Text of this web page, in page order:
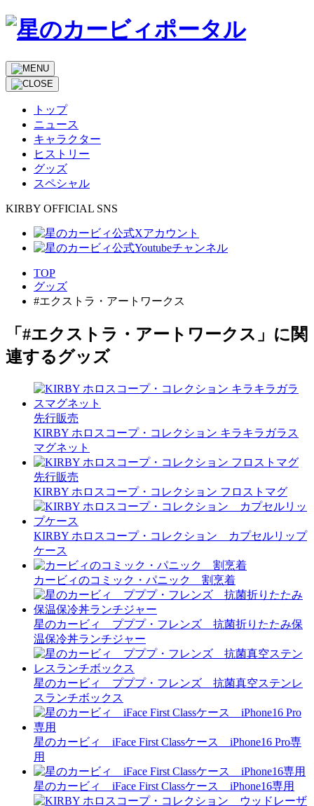
トップ
ニュース
キャラクター
ヒストリー
グッズ
スペシャル
KIRBY OFFICIAL SNS
TOP
グッズ
#エクストラ・アートワークス
「#エクストラ・アートワークス」に関
連するグッズ
先行販売
KIRBY ホロスコープ・コレクション キラキラガラス
マグネット
先行販売
KIRBY ホロスコープ・コレクション フロストマグ
KIRBY ホロスコープ・コレクション カプセルリップ
ケース
カービィのコミック・パニック 割烹着
星のカービィ プププ・フレンズ 抗菌折りたたみ保
温保冷丼ランチジャー
星のカービィ プププ・フレンズ 抗菌真空ステンレ
スランチボックス
星のカービィ iFace First Classケース iPhone16 Pro専
用
星のカービィ iFace First Classケース iPhone16専用